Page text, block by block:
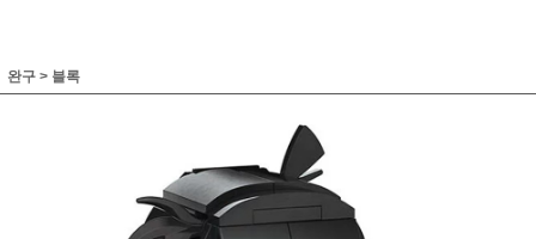
완구 > 블록